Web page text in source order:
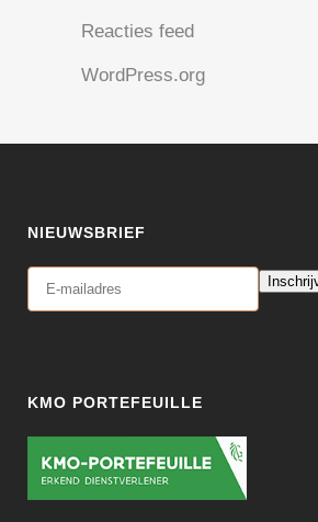
Reacties feed
WordPress.org
NIEUWSBRIEF
KMO PORTEFEUILLE